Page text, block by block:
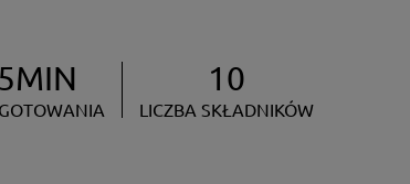
10
LICZBA SKŁADNIKÓW